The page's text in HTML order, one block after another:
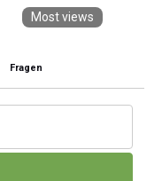
Most views
Fragen